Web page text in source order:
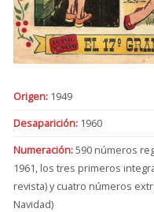
Origen:1949
Desaparición:1960
Numeración:590 números
1961, los tres primeros
revista) y cuatro números
Navidad)